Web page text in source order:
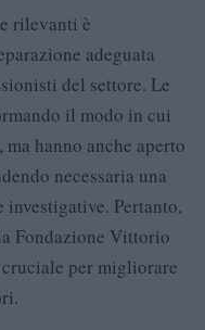
rilevanti è
adeguata
del settore. Le
il modo in cui
hanno anche aperto
necessaria una
Pertanto,
Fondazione Vittorio
per migliorare